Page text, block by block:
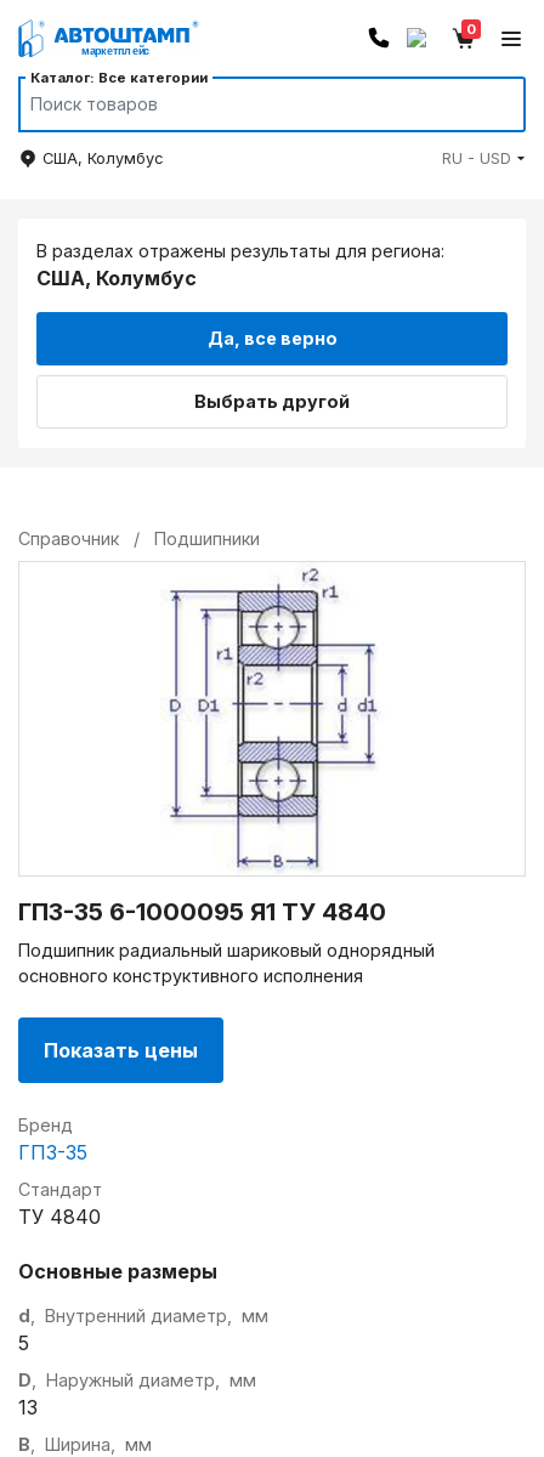
Каталог: Все категории
0
США, Колумбус RU - USD
В разделах отражены результаты для региона:
США, Колумбус
Да, все верно
Выбрать другой
Справочник / Подшипники
ГПЗ-35 6-1000095 Я1 ТУ 4840
Подшипник радиальный шариковый однорядный
основного конструктивного исполнения
Показать цены
Бренд
ГПЗ-35
Стандарт
ТУ 4840
Основные размеры
d , Внутренний диаметр, мм
5
D , Наружный диаметр, мм
13
B , Ширина, мм